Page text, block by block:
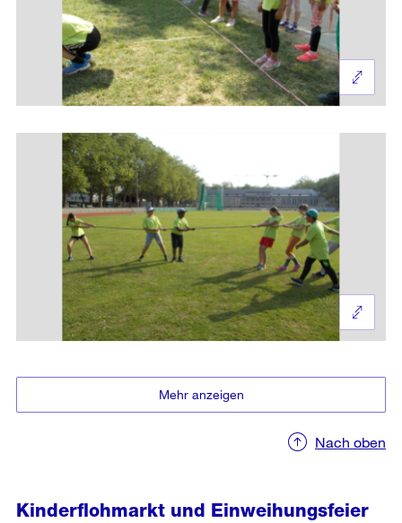
Nach oben
Kinderflohmarkt und Einweihungsfeier